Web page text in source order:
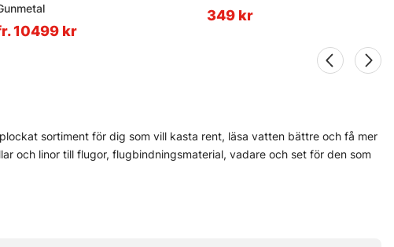
10499 kr
349 kr
sortiment för dig som vill kasta rent, läsa vatten bättre och få mer
och linor till flugor, flugbindningsmaterial, vadare och set för den som
och Pool 12 finns med, eftersom de ofta levererar när det blir blött,